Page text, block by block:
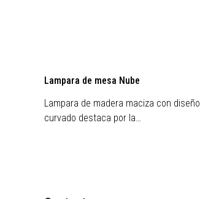
Lampara de mesa Nube
Lampara de madera maciza con diseño
curvado destaca por la…